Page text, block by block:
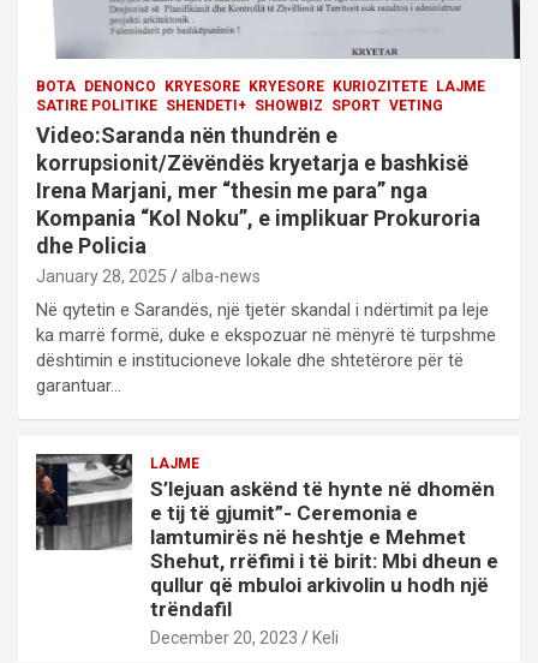
BOTA DENONCO KRYESORE KRYESORE KURIOZITETE
LAJME
SATIRE POLITIKE SHENDETI+ SHOWBIZ SPORT VETING
Video:Saranda nën thundrën e
korrupsionit/Zëvëndës kryetarja e bashkisë
Irena Marjani, mer “thesin me para” nga
Kompania “Kol Noku”, e implikuar Prokuroria
dhe Policia
January 28, 2025 alba-news
Në qytetin e Sarandës, një tjetër skandal i ndërtimit pa leje
ka marrë formë, duke e ekspozuar në mënyrë të turpshme
dështimin e institucioneve lokale dhe shtetërore për të
garantuar…
LAJME
S’lejuan askënd të hynte në dhomën
e tij të gjumit”- Ceremonia e
lamtumirës në heshtje e Mehmet
Shehut, rrëfimi i të birit: Mbi dheun e
qullur që mbuloi arkivolin u hodh një
trëndafil
December 20, 2023 Keli